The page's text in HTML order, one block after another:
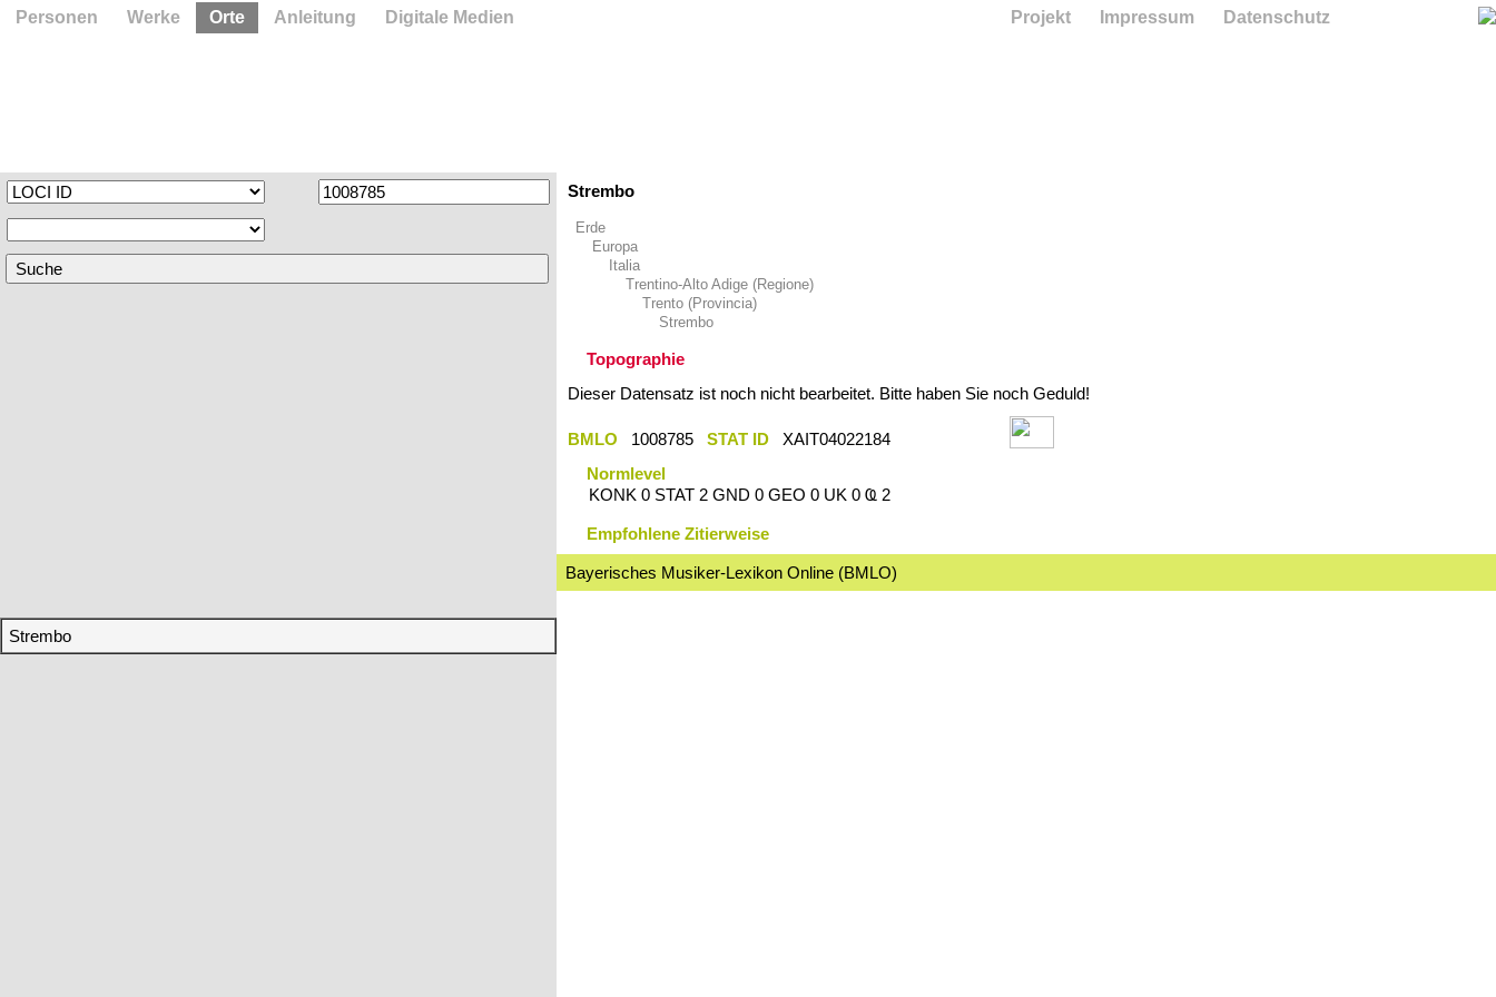
Strembo
Strembo
Erde
Europa
Italia
Trentino-Alto Adige (Regione)
Trento (Provincia)
Strembo
Topographie
Dieser Datensatz ist noch nicht bearbeitet. Bitte haben Sie noch Geduld!
BMLO 1008785 STAT ID
XAIT04022184
Normlevel
KONK 0 STAT 2 GND 0 GEO 0 UK 0 Ҩ 2
Empfohlene Zitierweise
Bayerisches Musiker-Lexikon Online (BMLO)
Personen Werke Orte Anleitung Digitale Medien Projekt Impressum Datenschutz